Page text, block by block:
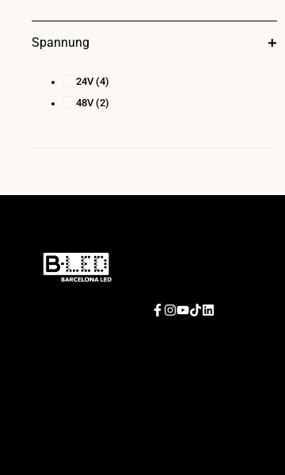
Spannung
24V (4)
48V (2)
Facebook
Instagram
YouTube
TikTokLinkedIn